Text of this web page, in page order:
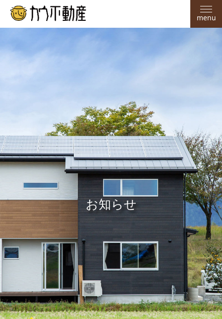
menu
お知らせ